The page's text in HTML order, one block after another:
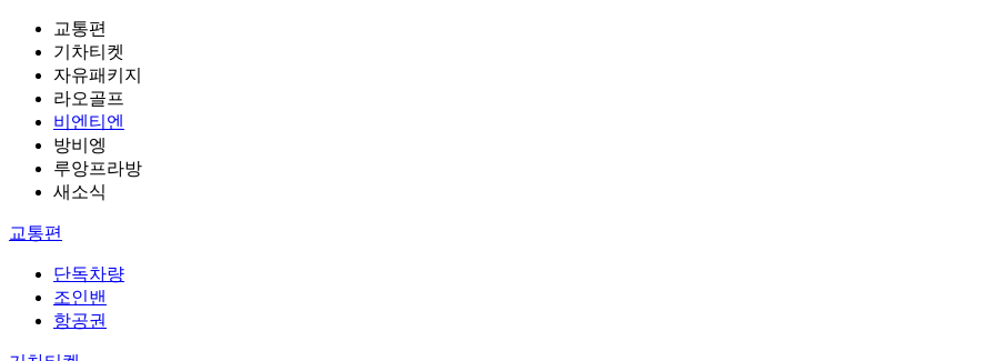
교통편
기차티켓
자유패키지
라오골프
비엔티엔
방비엥
루앙프라방
새소식
교통편
단독차량
조인밴
항공권